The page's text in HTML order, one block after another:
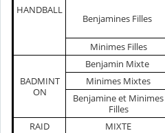
HANDBALL
Benjamines Filles
Minimes Filles
BADMINT
ON
Benjamin Mixte
Minimes Mixtes
Benjamine et Minimes
Filles
RAID
MIXTE